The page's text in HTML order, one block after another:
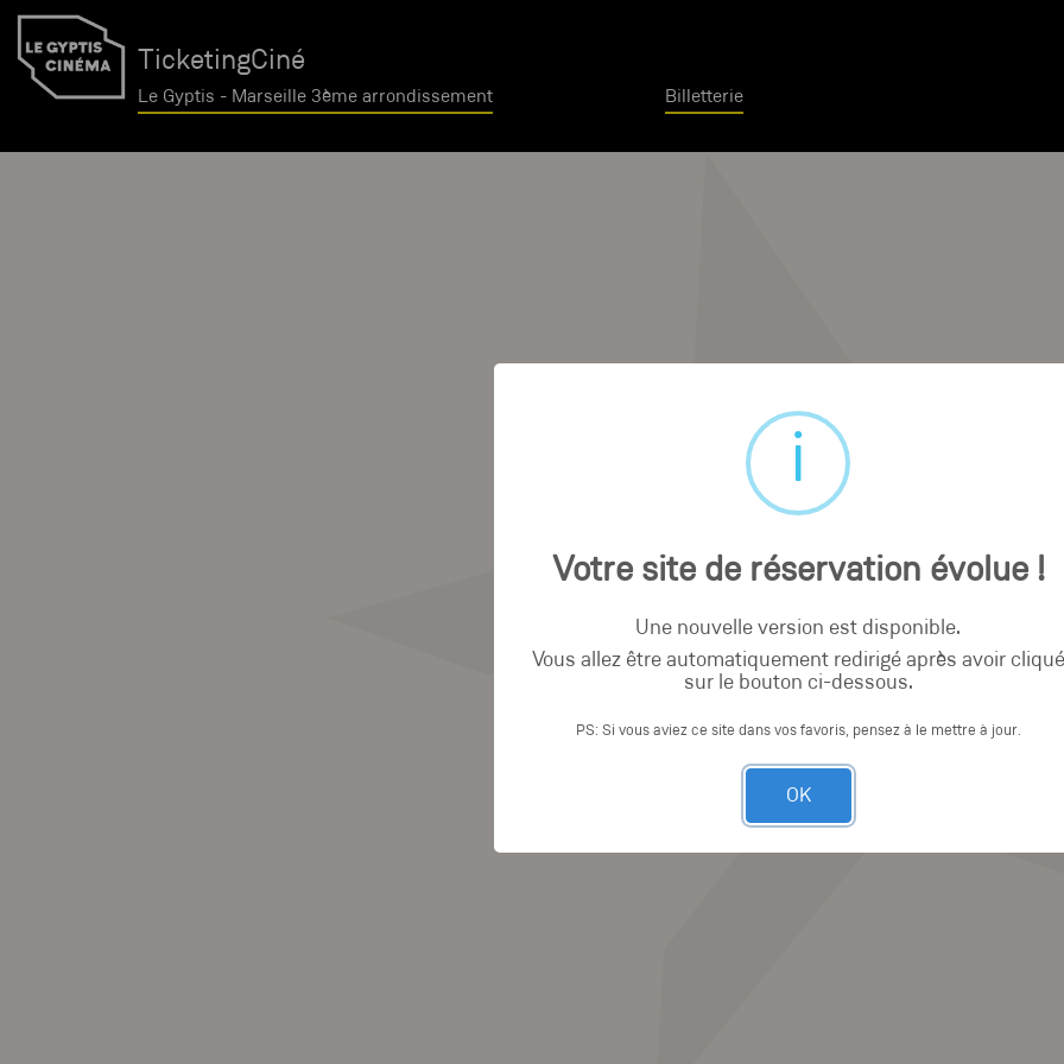
TicketingCiné
Le Gyptis - Marseille 3ème arrondissement Billetterie
Votre site de réservation évolue !
Une nouvelle version est disponible.
Vous allez être automatiquement redirigé après avoir cliqué
sur le bouton ci-dessous.
PS: Si vous aviez ce site dans vos favoris, pensez à le mettre à jour.
OK